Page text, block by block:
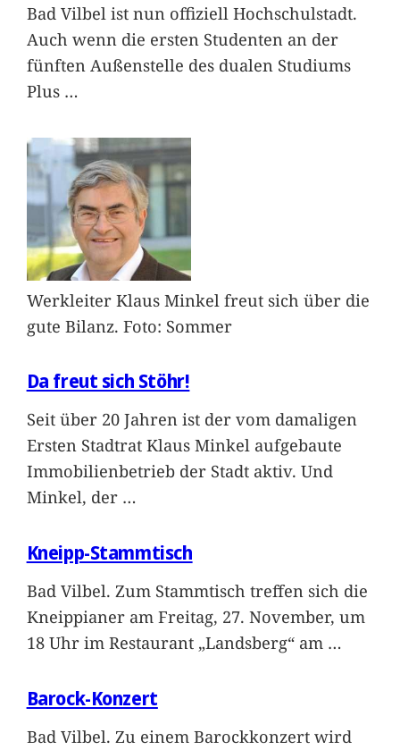
Bad Vilbel ist nun offiziell Hochschulstadt.
Auch wenn die ersten Studenten an der
fünften Außenstelle des dualen Studiums
Plus …
Werkleiter Klaus Minkel freut sich über die
gute Bilanz. Foto: Sommer
Da freut sich Stöhr!
Seit über 20 Jahren ist der vom damaligen
Ersten Stadtrat Klaus Minkel aufgebaute
Immobilienbetrieb der Stadt aktiv. Und
Minkel, der …
Kneipp-Stammtisch
Bad Vilbel. Zum Stammtisch treffen sich die
Kneippianer am Freitag, 27. November, um
18 Uhr im Restaurant „Landsberg“ am …
Barock-Konzert
Bad Vilbel. Zu einem Barockkonzert wird